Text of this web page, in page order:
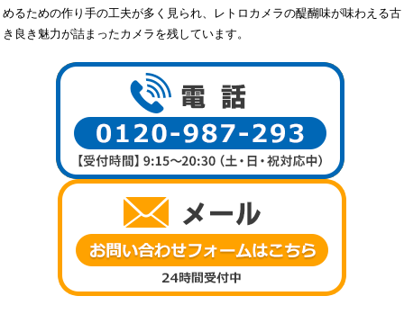
めるための作り手の工夫が多く見られ、レトロカメラの醍醐味が味わえる古
き良き魅力が詰まったカメラを残しています。